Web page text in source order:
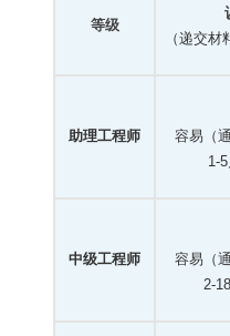
等级
（递交材
助理工程师
容易（
1-
中级工程师
容易（
2-